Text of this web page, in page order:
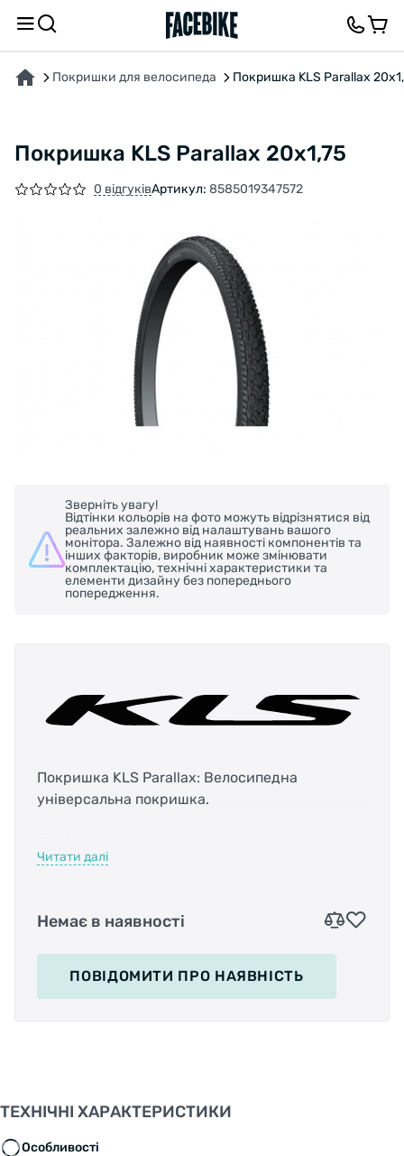
Покришки для велосипеда Покришка KLS Parallax
Покришка KLS Parallax 20x1,75
0 відгуківАртикул: 8585019347572
Зверніть увагу!
Відтінки кольорів на фото можуть відрізнятися від
реальних залежно від налаштувань вашого
монітора. Залежно від наявності компонентів та
інших факторів, виробник може змінювати
комплектацію, технічні характеристики та
елементи дизайну без попереднього
попередження.
Покришка KLS Parallax: Велосипедна
універсальна покришка.
для вологої погоди, та низьким опором
Характеристика: призначення - Kids;
монтується як на переднє так і на заднє
Читати далі
Немає в наявності
ПОВІДОМИТИ ПРО НАЯВНІСТЬ
ТЕХНІЧНІ ХАРАКТЕРИСТИКИ
Особливості
ПРО ТОВАР ХАРАКТЕРИСТИКИВІДГУКИ ТА ЗАПИТАННЯ